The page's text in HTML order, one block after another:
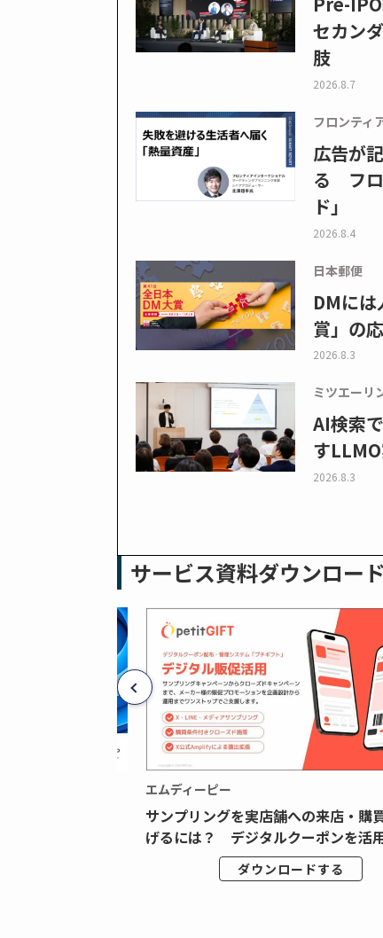
セカン
肢
2026.8.7
フロンティ
広告が
る フロ
ド」
2026.8.4
日本郵便
DMに
賞」の
2026.8.3
ミツエーリ
AI検索
す
2026.8.3
サービス資料ダウンロード
エムディーピー
サンプリングを実店舗への来店・購
げるには？ デジタルクーポンを活
ダウンロードする